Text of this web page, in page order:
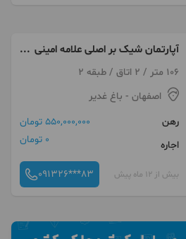
آپارتمان شیک بر اصلی علامه امینی
شرقی
106 متر / 2 اتاق / طبقه 2
اصفهان - باغ غدیر
رهن
550,000,000 تومان
اجاره
0 تومان
بیش از 12 ماه پیش 091326***83